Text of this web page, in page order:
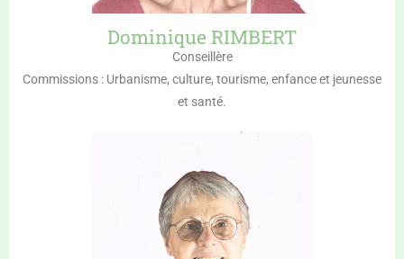
Dominique RIMBERT
Conseillère
Commissions : Urbanisme, culture, tourisme, enfance et jeunesse
et santé.